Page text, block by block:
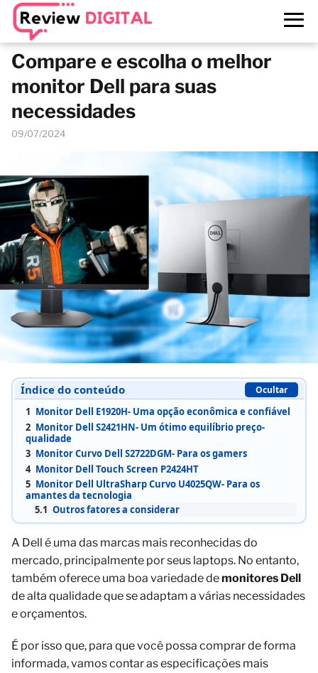
Compare e escolha o melhor
monitor Dell para suas
necessidades
09/07/2024
Índice do conteúdo Ocultar
1 Monitor Dell E1920H- Uma opção econômica e confiável
2 Monitor Dell S2421HN- Um ótimo equilíbrio preço-
qualidade
3 Monitor Curvo Dell S2722DGM- Para os gamers
4 Monitor Dell Touch Screen P2424HT
5 Monitor Dell UltraSharp Curvo U4025QW- Para os
amantes da tecnologia
5.1 Outros fatores a considerar
A Dell é uma das marcas mais reconhecidas do
mercado, principalmente por seus laptops. No entanto,
também oferece uma boa variedade demonitores Dell
de alta qualidade que se adaptam a várias necessidades
e orçamentos.
É por isso que, para que você possa comprar de forma
informada, vamos contar as especificações mais